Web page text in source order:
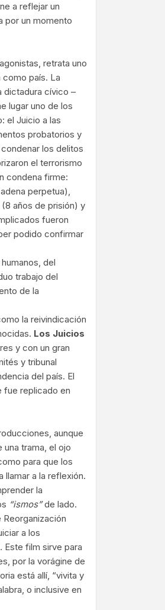
a reflejar un
por un momento
retrata uno
país. La
dictadura cívico –
lugar uno de los
el Juicio a las
probatorios y
los delitos
el terrorismo
condena firme:
perpetua),
años de prisión) y
fueron
podido confirmar
del
trabajo del
de la
la reivindicación
Los Juicios
y con un gran
y tribunal
del país. El
fue replicado en
aunque
trama, el ojo
para que los
llamar a la reflexión.
la
“ismos”de lado.
a los
film sirve para
por la vorágine de
está allí, “vivita y
o inclusive en